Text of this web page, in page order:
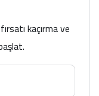
kaçırma ve